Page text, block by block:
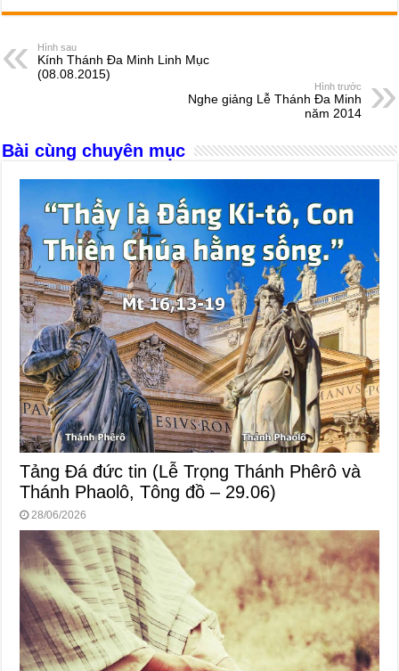
c
e
b
k
ss
n
at
A
e
d
s
er ail ar
Hình sau
Kính Thánh Đa Minh Linh Mục
(08.08.2015)
Hình trước
Nghe giảng Lễ Thánh Đa Minh
năm 2014
Bài cùng chuyên mục
Tảng Đá đức tin (Lễ Trọng Thánh Phêrô và
Thánh Phaolô, Tông đồ – 29.06)
28/06/2026